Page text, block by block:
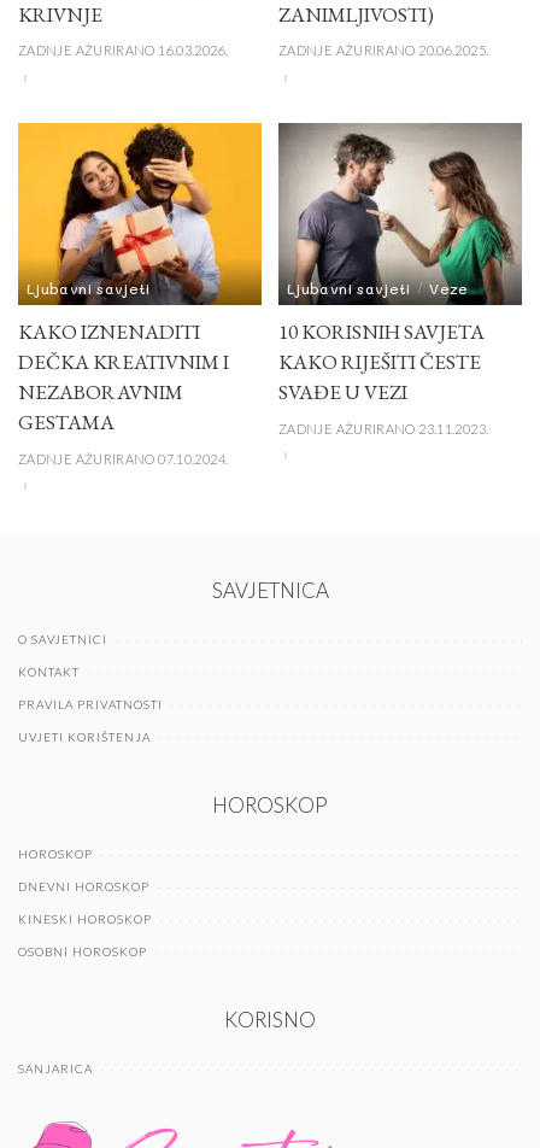
KRIVNJE
ZADNJE AŽURIRANO 16.03.2026.
ZANIMLJIVOSTI)
ZADNJE AŽURIRANO 20.06.2025.
Ljubavni savjeti
KAKO IZNENADITI
DEČKA KREATIVNIM I
NEZABORAVNIM
GESTAMA
ZADNJE AŽURIRANO 07.10.2024.
Ljubavni savjeti Veze
10 KORISNIH SAVJETA
KAKO RIJEŠITI ČESTE
SVAĐE U VEZI
ZADNJE AŽURIRANO 23.11.2023.
SAVJETNICA
O SAVJETNICI
KONTAKT
PRAVILA PRIVATNOSTI
UVJETI KORIŠTENJA
HOROSKOP
HOROSKOP
DNEVNI HOROSKOP
KINESKI HOROSKOP
OSOBNI HOROSKOP
KORISNO
SANJARICA